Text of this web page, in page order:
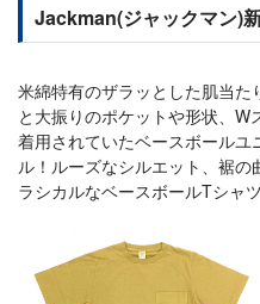
Jackman(ジャックマン)
米綿特有のザラッとした肌当た
と大振りのポケットや形状、
着用されていたベースボール
ル！ルーズなシルエット、裾
ラシカルなベースボールTシャ